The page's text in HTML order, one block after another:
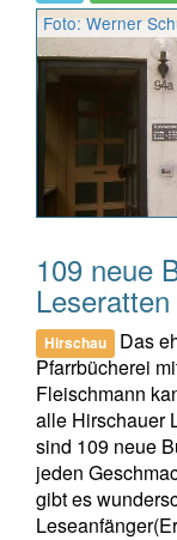
Foto: Werner
109 neue
Leseratten
Hirschau
Das
Pfarrbücherei
Fleischmann
alle Hirschauer
sind 109 neue
jeden
gibt es